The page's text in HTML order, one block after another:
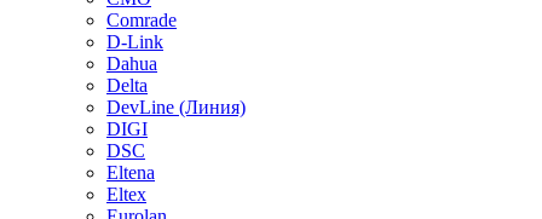
Comrade
D-Link
Dahua
Delta
DevLine (Линия)
DIGI
DSC
Eltena
Eltex